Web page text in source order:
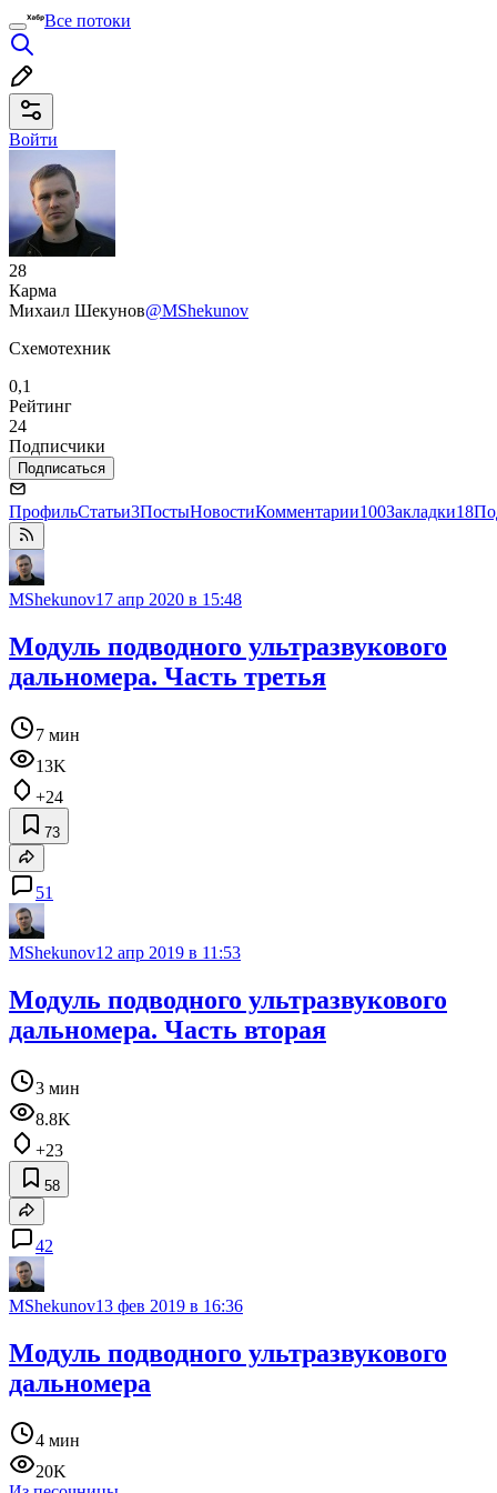
Все потоки
Войти
28
Карма
Михаил Шекунов@MShekunov
Схемотехник
0,1
Рейтинг
24
Подписчики
Подписаться
ПрофильСтатьи3ПостыНовостиКомментарии100Закладки18
MShekunov17 апр 2020 в 15:48
Модуль подводного ультразвукового
дальномера. Часть третья
7 мин
13K
+24
73
51
MShekunov12 апр 2019 в 11:53
Модуль подводного ультразвукового
дальномера. Часть вторая
3 мин
8.8K
+23
58
42
MShekunov13 фев 2019 в 16:36
Модуль подводного ультразвукового
дальномера
4 мин
20K